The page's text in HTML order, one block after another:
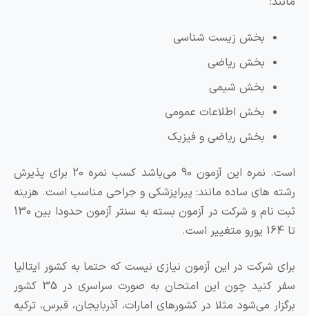
بخش زیست شناسی
بخش ریاضی
بخش شیمی
بخش اطلاعات عمومی
بخش ریاضی و فیزیک
است. نمره این آزمون 90 می‌باشد کسب نمره 20 برای پذیرش
ساده مانند: پیراپزشکی و جراحی مناسب است. هزینه
ثبت نام و شرکت در آزمون بسته به سنتر آزمون حدودا بین 130
در این آزمون نیازی نیست که حتما به کشور ایتالیا
سفر کنید چون این امتحان به صورت سراسری در 35 کشور
می‌شود مثلا در کشورهای امارات، آذربایجان، قبرس، ترکیه